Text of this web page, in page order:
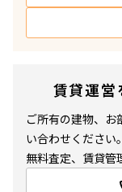
賃貸運営
ご所有の建物、
い合わせください。
無料査定、賃貸管